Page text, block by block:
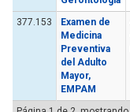
377.153
Examen de
Medicina
Preventiva
del Adulto
Mayor,
EMPAM